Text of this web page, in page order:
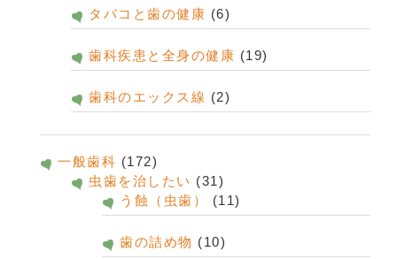
タバコと歯の健康 (6)
歯科疾患と全身の健康 (19)
歯科のエックス線 (2)
一般歯科 (172)
虫歯を治したい (31)
う蝕（虫歯）
(11)
歯の詰め物 (10)